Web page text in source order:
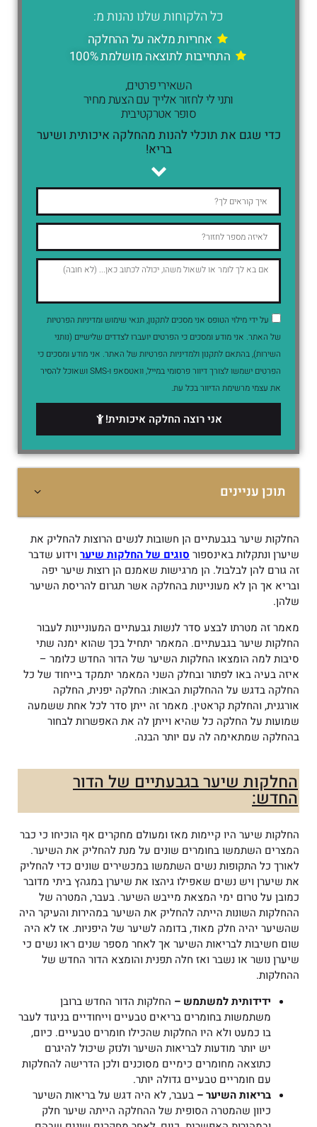
כל הלקוחות שלנו נהנות מ:
אחריות מלאה על ההחלקה
התחייבות לתוצאה מושלמת 100%
השאירי פרטים,
ותני לי לחזור אלייך עם הצעת מחיר
סופר אטרקטיבית
כדי שגם את תוכלי להנות מהחלקה איכותית ושיער
בריא!
על ידי מילוי הטופס אני מסכים לתקנון, תנאי שימוש ומדיניות הפרטיות
של האתר. אני מודע ומסכים כי הפרטים יועברו לצדדים שלישיים (נותני
השירות), בהתאם לתקנון ולמדיניות הפרטיות של האתר. אני מודע ומסכים כי
הפרטים ישמשו לצורך דיוור פרסומי במייל, וואטסאפ ו-SMS ושאוכל להסיר
את עצמי מרשימת הדיוור בכל עת.
אני רוצה החלקה איכותית!
תוכן עניינים
החלקות שיער בגבעתיים הן חשובות לנשים הרוצות להחליק את
שיערן ונתקלות באינספורסוגים של החלקות שיער וידוע שדבר
זה גורם להן לבלבול. הן מרגישות שאמנם הן רוצות שיער יפה
ובריא אך הן לא מעוניינות בהחלקה אשר תגרום להריסת השיער
שלהן.
מאמר זה מטרתו לבצע סדר לנשות גבעתיים המעוניינות לעבור
החלקות שיער בגבעתיים. המאמר יתחיל בכך שהוא ימנה שתי
סיבות למה הומצאו החלקות השיער של הדור החדש כלומר –
איזה בעיה באו לפתור ובחלק השני המאמר יתמקד בייחוד של כל
החלקה בדגש על ההחלקות הבאות: החלקה יפנית, החלקה
אורגנית, והחלקת קראטין. מאמר זה ייתן סדר לכל אחת ששמעה
שמועות על החלקה כל שהיא וייתן לה את האפשרות לבחור
בהחלקה שמתאימה לה עם יותר הבנה.
החלקות שיער בגבעתיים של הדור
החדש:
החלקות שיער היו קיימות מאז ומעולם מחקרים אף הוכיחו כי כבר
המצרים השתמשו בחומרים שונים על מנת להחליק את השיער.
לאורך כל התקופות נשים השתמשו במכשירים שונים כדי להחליק
את שיערן ויש נשים שאפילו גיהצו את שיערן במגהץ ביתי מדובר
כמובן על טרום ימי המצאת מייבש השיער. בעבר, המטרה של
ההחלקות השונות הייתה להחליק את השיער במהירות והעיקר היה
שהשיער יהיה חלק מאוד, בדומה לשיער של היפניות. אז לא היה
שום חשיבות לבריאות השיער אך לאחר מספר שנים ראו נשים כי
שיערן נושר או נשבר ואז חלה תפנית והומצא הדור החדש של
ההחלקות.
ידידותית למשתמש – החלקות הדור החדש ברובן
משתמשות בחומרים בריאים טבעיים וייחודיים בניגוד לעבר
בו כמעט ולא היו החלקות שהכילו חומרים טבעיים. כיום,
יש יותר מודעות לבריאות השיער ולנזק שיכול להיגרם
כתוצאה מחומרים כימיים מסוכנים ולכן הדרישה להחלקות
עם חומריים טבעיים גדולה יותר.
בריאות השיער – בעבר, לא היה דגש על בריאות השיער
כיוון שהמטרה הסופית של ההחלקה הייתה שיער חלק